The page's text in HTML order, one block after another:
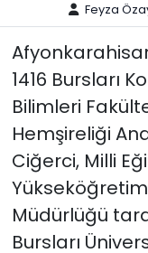
Feyza
1416 Bursları
Bilimleri
Hemşireliği
Ciğerci, Milli
Yükseköğretim
Müdürlüğü
Bursları